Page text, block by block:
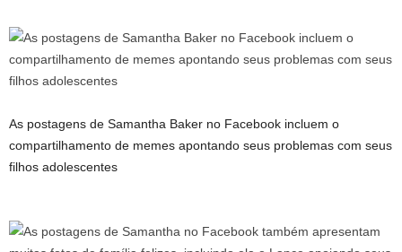
As postagens de Samantha Baker no Facebook incluem o
compartilhamento de memes apontando seus problemas com seus
filhos adolescentes